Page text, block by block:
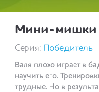
Мини-мишки
Серия: Победитель
Валя плохо играет в
научить его.
трудные. Но в